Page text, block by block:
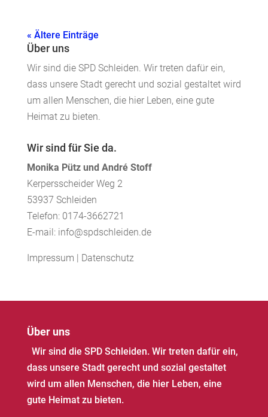
« Ältere Einträge
Über uns
Wir sind die SPD Schleiden. Wir treten dafür ein,
dass unsere Stadt gerecht und sozial gestaltet wird
um allen Menschen, die hier Leben, eine gute
Heimat zu bieten.
Wir sind für Sie da.
Monika Pütz und André Stoff
Kerpersscheider Weg 2
53937 Schleiden
Telefon: 0174-3662721
E-mail: info@spdschleiden.de
Impressum | Datenschutz
Über uns
Wir sind die SPD Schleiden. Wir treten dafür ein,
dass unsere Stadt gerecht und sozial gestaltet
wird um allen Menschen, die hier Leben, eine
gute Heimat zu bieten.